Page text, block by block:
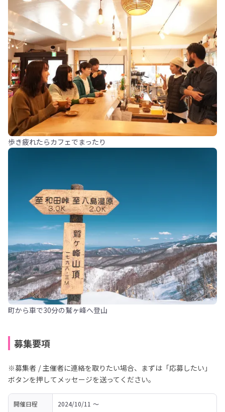
歩き疲れたらカフェでまったり
町から車で30分の鷲ヶ峰へ登山
募集要項
※募集者 / 主催者に連絡を取りたい場合、まずは「応募したい」
ボタンを押してメッセージを送ってください。
開催日程 2024/10/11 〜